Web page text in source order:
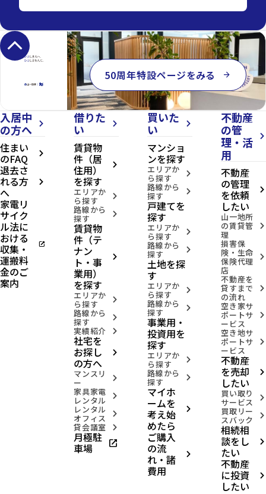
keyboard_arrow_up
50周年特設ページをみる arrow_forward
入居中
の方へ
arrow_forward_ios
住まい
のFAQ arrow_forward_ios
退去さ
れる方
へ
arrow_forward_ios
家電リ
サイク
ル法に
おける
収集・
運搬料
金のご
案内
open_in_new
借りた
い
arrow_forward_ios
賃貸物
件（居
住用）
を探す
arrow_forward_ios
エリアか
ら探す arrow_forward_ios
路線から
探す arrow_forward_ios
賃貸物
件（テ
ナン
ト・事
業用）
を探す
arrow_forward_ios
エリアか
ら探す arrow_forward_ios
路線から
探す arrow_forward_ios
実績紹介 arrow_forward_ios
社宅を
お探し
の方へ
arrow_forward_ios
マンスリ
ー arrow_forward_ios
家具家電
レンタル arrow_forward_ios
レンタル
オフィス arrow_forward_ios
貸会議室 arrow_forward_ios
月極駐
車場 open_in_new
買いた
い
arrow_forward_ios
マンショ
ンを探す
エリアか
ら探す arrow_forward_ios
路線から
探す arrow_forward_ios
戸建てを
探す
エリアか
ら探す arrow_forward_ios
路線から
探す arrow_forward_ios
土地を探
す
エリアか
ら探す arrow_forward_ios
路線から
探す arrow_forward_ios
事業用・
投資用を
探す
エリアか
ら探す arrow_forward_ios
路線から
探す arrow_forward_ios
マイホ
ームを
考え始
めたら
arrow_forward_ios
ご購入
の流
れ・諸
費用
arrow_forward_ios
不動産
の管
理・活
用
arrow_forward_ios
不動産
の管理
を依頼
したい
arrow_forward_ios
山一地所
の賃貸管
理
arrow_forward_ios
損害保
険・生命
保険代理
店
arrow_forward_ios
不動産を
貸すまで
の流れ
arrow_forward_ios
空き家サ
ポートサ
ービス
arrow_forward_ios
空き地サ
ポートサ
ービス
arrow_forward_ios
不動産
を売却
したい
arrow_forward_ios
買い取り
サービス arrow_forward_ios
買取リー
スバック arrow_forward_ios
相続相
談をし
たい
arrow_forward_ios
不動産
に投資
したい
arrow_forward_ios